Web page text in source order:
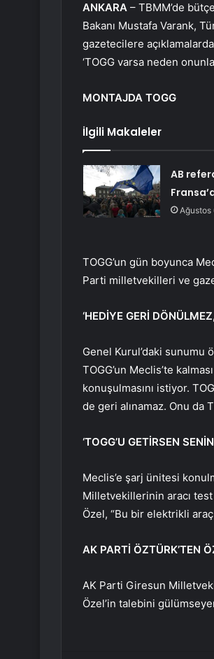
ANKARA – TBMM’de
Bakanı Mustafa Varank,
gazetecilere
‘TOGG varsa neden
MONTAJDA TOGG
İlgili Makaleler
AB
Ağustos
TOGG’un gün boyunca
Parti milletvekilleri ve
‘HEDİYE GERİ
Genel Kurul’daki sunumu
TOGG’un Meclis’te
konuşulmasını istiyor.
de geri alınamaz. Onu da
‘TOGG’U GETİRSEN
Meclis’e şarj ünitesi
Milletvekillerinin aracı
Özel, “Bu bir elektrikli
AK PARTİ ÖZTÜRK’TEN
AK Parti Giresun
Özel’in talebini